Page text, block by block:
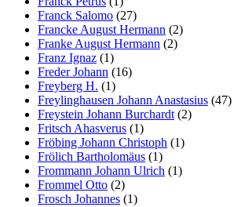
Franck Salomo (27)
Francke August Hermann (2)
Franke August Hermann (2)
Franz Ignaz (1)
Freder Johann (16)
Freyberg H. (1)
Freylinghausen Johann Anastasius (47)
Freystein Johann Burchardt (2)
Fritsch Ahasverus (1)
Fröbing Johann Christoph (1)
Frölich Bartholomäus (1)
Frommann Johann Ulrich (1)
Frommel Otto (2)
Frosch Johannes (1)